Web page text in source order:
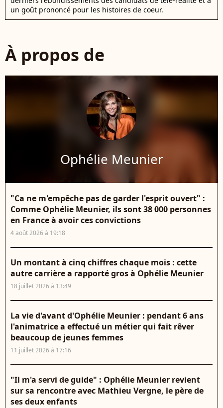
un goût prononcé pour les histoires de coeur.
À propos de
Ophélie Meunier
"Ca ne m'empêche pas de garder l'esprit ouvert" :
Comme Ophélie Meunier, ils sont 38 000 personnes
en France à avoir ces convictions
4 août 2026 à 19:18
Un montant à cinq chiffres chaque mois : cette
autre carrière a rapporté gros à Ophélie Meunier
18 juillet 2026 à 13:49
La vie d'avant d'Ophélie Meunier : pendant 6 ans
l'animatrice a effectué un métier qui fait rêver
beaucoup de jeunes femmes
11 juillet 2026 à 17:16
"Il m'a servi de guide" : Ophélie Meunier revient
sur sa rencontre avec Mathieu Vergne, le père de
ses deux enfants